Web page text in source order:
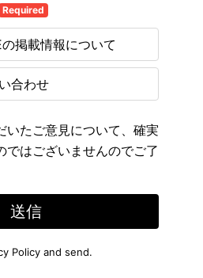
Required
掲載情報について
合わせ
いたご意見について、確実
ではございませんのでご了
送信
Policy and send.